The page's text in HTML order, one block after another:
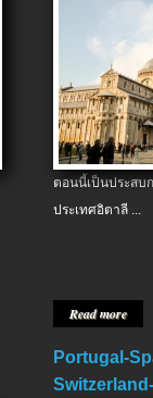
ตอนนี้เป็นประส
ประเทศอิตาลี ...
Read more
Portugal-